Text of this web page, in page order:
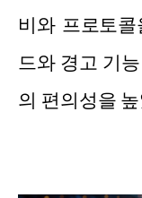
비와 프로토
드와 경고 기
의 편의성을